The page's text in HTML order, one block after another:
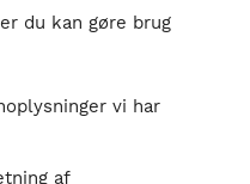
du kan gøre brug
vi har
af